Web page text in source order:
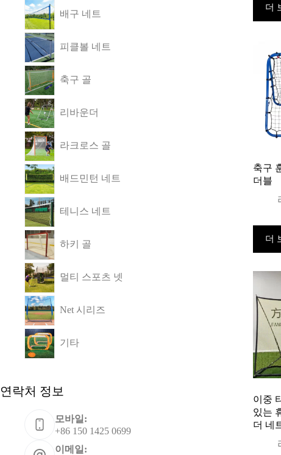
더
축구
더블
더
이중
있는
더 네
배구 네트
피클볼 네트
축구 골
리바운더
라크로스 골
배드민턴 네트
테니스 네트
하키 골
멀티 스포츠 넷
Net 시리즈
기타
연락처 정보
모바일:
+86 150 1425 0699
이메일: